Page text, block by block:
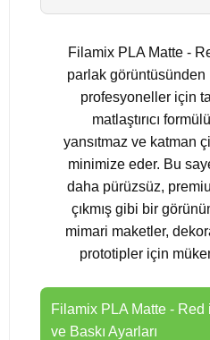
Filamix PLA Matte -
parlak
profesyoneller için
matlaştırıcı
yansıtmaz ve katman
minimize eder. Bu
daha pürüzsüz,
çıkmış gibi bir
mimari maketler,
prototipler için
Filamix PLA Matte -
ve Baskı Ayarları